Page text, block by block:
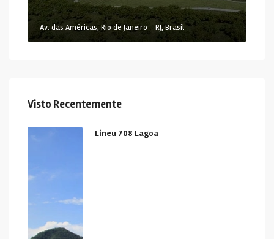
Av. das Américas, Rio de Janeiro - RJ, Brasil
Visto Recentemente
Lineu 708 Lagoa